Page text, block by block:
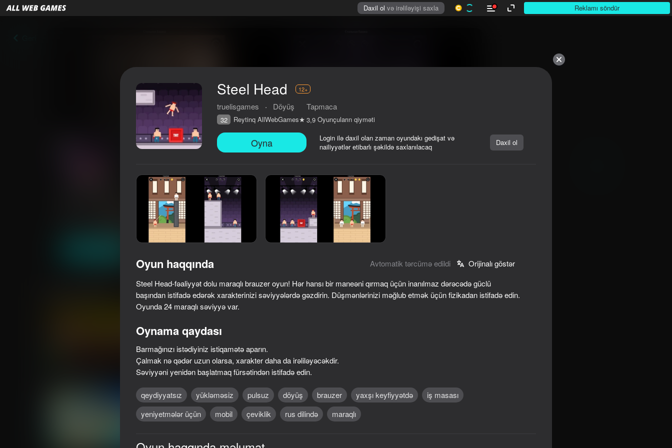
Daxil ol və irəliləyişi saxla Reklamı söndür
Reytinq AllWebGames 3,9 Oyunçuların qiyməti
truelisgames
Noob Miner 2: Escape from
Prison
74
MinePlayground: Open World
82
Steel Head 12+
truelisgames · Döyüş Tapmaca
32 Reytinq AllWebGames 3,9 Oyunçuların qiyməti
Oyna
Login ilə daxil olan zaman oyundakı gedişat və
nailiyyətlər etibarlı şəkildə saxlanılacaq
Daxil ol
Oyun haqqında Avtomatik tərcümə edildi
Orijinalı göstər
Steel Head-fəaliyyət dolu maraqlı brauzer oyun! Hər hansı bir maneəni qırmaq üçün inanılmaz dərəcədə güclü
başından istifadə edərək xarakterinizi səviyyələrdə gəzdirin. Düşmənlərinizi məğlub etmək üçün fizikadan istifadə edin.
Oyunda 24 maraqlı səviyyə var.
Oynama qaydası
Barmağınızı istədiyiniz istiqamətə aparın.
Çalmak nə qədər uzun olarsa, xarakter daha da irəliləyəcəkdir.
Səviyyəni yenidən başlatmaq fürsətindən istifadə edin.
qeydiyyatsız yükləməsiz pulsuz döyüş brauzer yaxşı keyfiyyətdə
iş masası
yeniyetmələr üçün
mobil çeviklik rus dilində maraqlı